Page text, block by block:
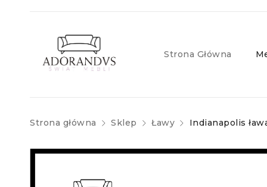
Strona Główna
Strona główna Sklep Ławy Indianapolis